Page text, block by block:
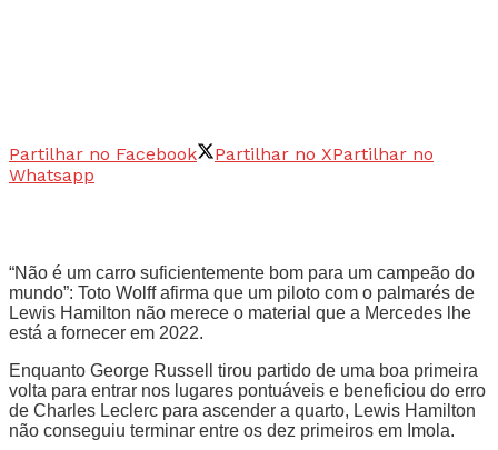
Partilhar no Facebook Partilhar no XPartilhar no
Whatsapp
“Não é um carro suficientemente bom para um campeão do
mundo”: Toto Wolff afirma que um piloto com o palmarés de
Lewis Hamilton não merece o material que a Mercedes lhe
está a fornecer em 2022.
Enquanto George Russell tirou partido de uma boa primeira
volta para entrar nos lugares pontuáveis e beneficiou do erro
de Charles Leclerc para ascender a quarto, Lewis Hamilton
não conseguiu terminar entre os dez primeiros em Imola.